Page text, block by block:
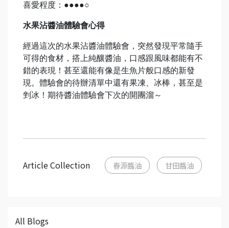
喜愛程度：●●●●○
水果沾醬油體驗會心得
經過這次的水果沾醬油體驗會，突然發現平常隨手
可得的食材，搭上純釀醬油，口感跟風味都能有不
錯的表現！甚至還能有像是生魚片般口感的新發
現。體驗會的待辦清單中還有果凍、冰棒，甚至是
剉冰！期待醬油體驗會下次的開團溜～
Article Collection 春源醬油 甘田醬油
All Blogs